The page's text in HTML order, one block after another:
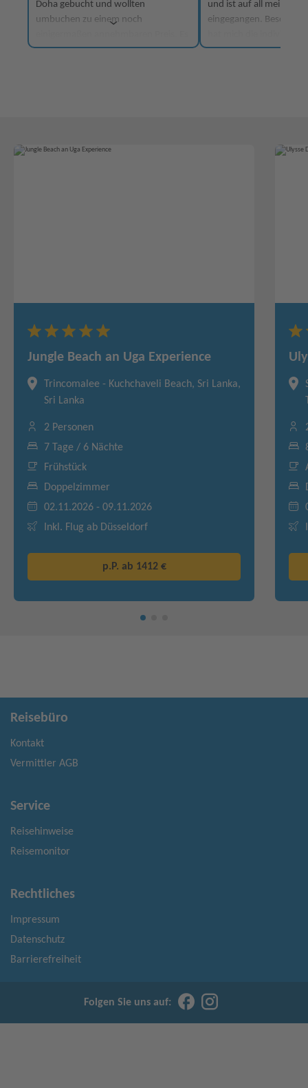
Doha gebucht und wollten
umbuchen zu einem noch
ging wirklich tagelang zur Sache, viele
und ist auf all meine
eingegangen.
hatte das Gefühl, dass
Jungle Beach an Uga Experience
Trincomalee - Kuchchaveli Beach, Sri Lanka,
Sri Lanka
2 Personen
7 Tage / 6 Nächte
Frühstück
Doppelzimmer
02.11.2026 - 09.11.2026
Inkl. Flug ab Düsseldorf
p.P. ab 1412 €
Reisebüro
Kontakt
Vermittler AGB
Service
Reisehinweise
Reisemonitor
Rechtliches
Impressum
Datenschutz
Barrierefreiheit
Folgen Sie uns auf: